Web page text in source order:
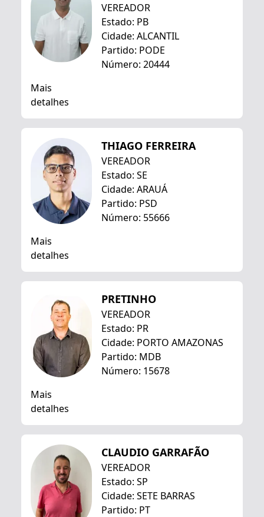
VEREADOR
Estado: PB
Cidade: ALCANTIL
Partido: PODE
Número: 20444
Mais
detalhes
THIAGO FERREIRA
VEREADOR
Estado: SE
Cidade: ARAUÁ
Partido: PSD
Número: 55666
Mais
detalhes
PRETINHO
VEREADOR
Estado: PR
Cidade: PORTO AMAZONAS
Partido: MDB
Número: 15678
Mais
detalhes
CLAUDIO GARRAFÃO
VEREADOR
Estado: SP
Cidade: SETE BARRAS
Partido: PT